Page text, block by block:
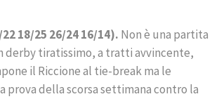
22 18/25 26/24 16/14). Non è una partita
derby tiratissimo, a tratti avvincente,
il Riccione al tie-break ma le
della scorsa settimana contro la